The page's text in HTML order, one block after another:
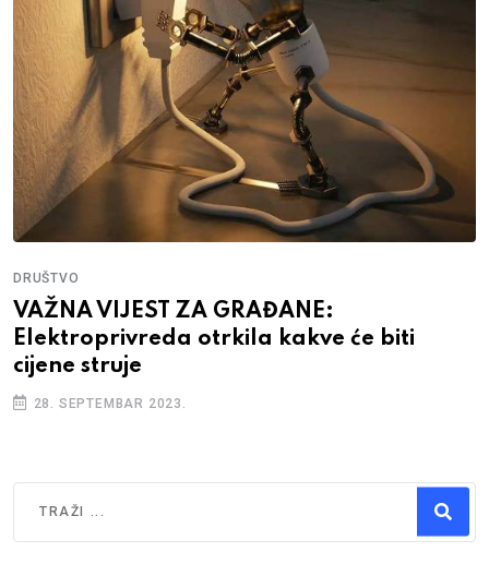
DRUŠTVO
VAŽNA VIJEST ZA GRAĐANE:
Elektroprivreda otrkila kakve će biti
cijene struje
28. SEPTEMBAR 2023.
Type 2 or more characters for results.